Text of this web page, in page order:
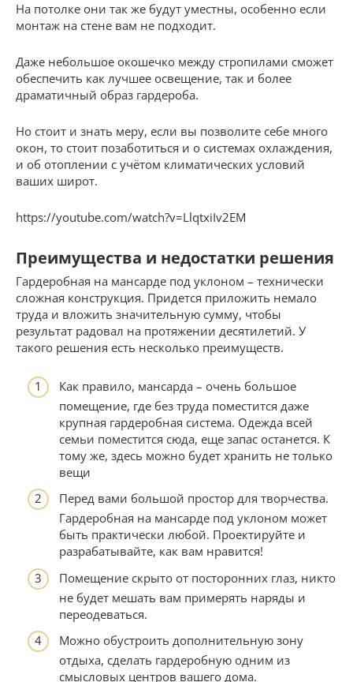
На потолке они так же будут уместны, особенно если
монтаж на стене вам не подходит.
Даже небольшое окошечко между стропилами сможет
обеспечить как лучшее освещение, так и более
драматичный образ гардероба.
Но стоит и знать меру, если вы позволите себе много
окон, то стоит позаботиться и о системах охлаждения,
и об отоплении с учётом климатических условий
ваших широт.
https://youtube.com/watch?v=LlqtxiIv2EM
Преимущества и недостатки решения
Гардеробная на мансарде под уклоном – технически
сложная конструкция. Придется приложить немало
труда и вложить значительную сумму, чтобы
результат радовал на протяжении десятилетий. У
такого решения есть несколько преимуществ.
Как правило, мансарда – очень большое
помещение, где без труда поместится даже
крупная гардеробная система. Одежда всей
семьи поместится сюда, еще запас останется. К
тому же, здесь можно будет хранить не только
вещи
Перед вами большой простор для творчества.
Гардеробная на мансарде под уклоном может
быть практически любой. Проектируйте и
разрабатывайте, как вам нравится!
Помещение скрыто от посторонних глаз, никто
не будет мешать вам примерять наряды и
переодеваться.
Можно обустроить дополнительную зону
отдыха, сделать гардеробную одним из
смысловых центров вашего дома.